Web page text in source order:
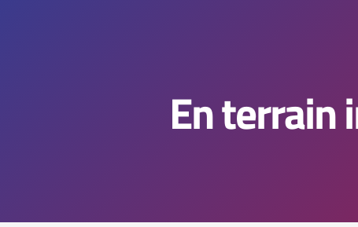
En terrain